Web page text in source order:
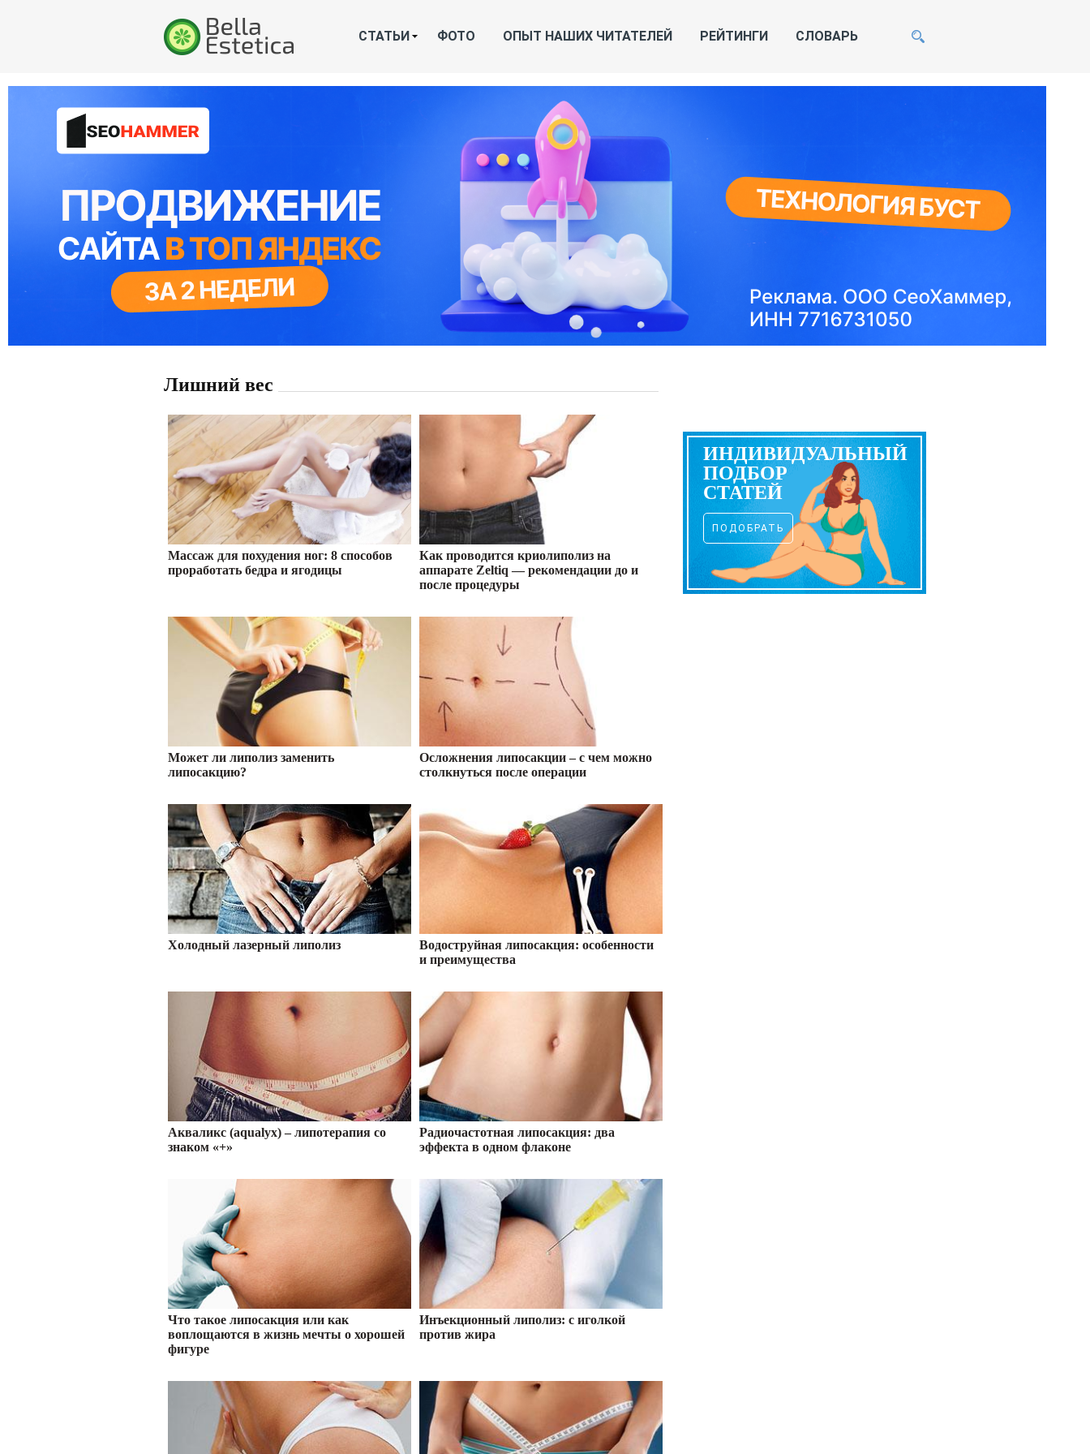
СТАТЬИ ФОТО ОПЫТ НАШИХ ЧИТАТЕЛЕЙ РЕЙТИНГИ СЛОВАРЬ
Лишний вес
Массаж для похудения ног: 8 способов
проработать бедра и ягодицы
Как проводится криолиполиз на
аппарате Zeltiq — рекомендации до и
после процедуры
Может ли липолиз заменить
липосакцию?
Осложнения липосакции – с чем можно
столкнуться после операции
Холодный лазерный липолиз
Водоструйная липосакция: особенности
и преимущества
Акваликс (aqualyx) – липотерапия со
знаком «+»
Радиочастотная липосакция: два
эффекта в одном флаконе
Что такое липосакция или как
воплощаются в жизнь мечты о хорошей
фигуре
Инъекционный липолиз: с иголкой
против жира
ИНДИВИДУАЛЬНЫЙ
ПОДБОР
СТАТЕЙ
ПОДОБРАТЬ